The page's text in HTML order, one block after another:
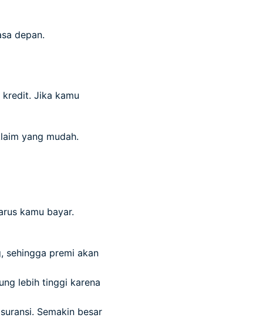
depan.
kredit. Jika kamu
yang mudah.
kamu bayar.
sehingga premi akan
lebih tinggi karena
Semakin besar